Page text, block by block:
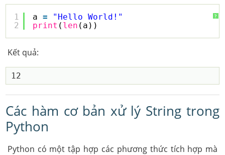
?
1
2
a =
"Hello World!"
print ( len (a))
Kết quả:
Các hàm cơ bản xử lý String trong
Python
Python có một tập hợp các phương thức tích hợp mà